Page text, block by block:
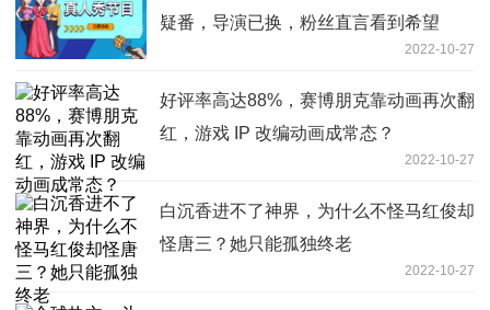
疑番，导演已换，粉丝直言看到希望
2022-10-27
好评率高达88%，赛博朋克靠动画再次翻
红，游戏 IP 改编动画成常态？
2022-10-27
白沉香进不了神界，为什么不怪马红俊却
怪唐三？她只能孤独终老
2022-10-27